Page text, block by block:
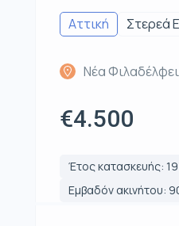
Αττική Στερεά
Νέα
€4.500
Έτος κατασκευής:
Εμβαδόν ακινήτου: